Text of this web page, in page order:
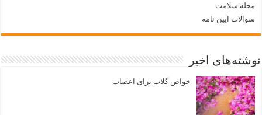
مجله سلامت
سوالات آیین نامه
نوشته‌های اخیر
خواص گلاب برای اعصاب